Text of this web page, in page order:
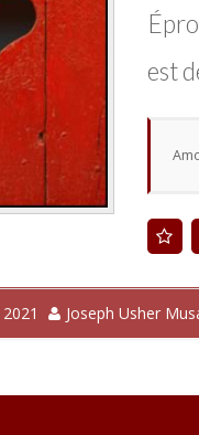
est
Joseph Usher